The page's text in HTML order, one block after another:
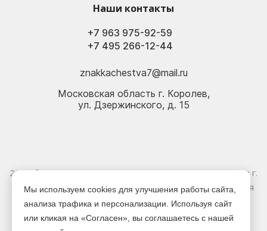
Наши контакты
+7 495 266-12-44
+7 963 975-92-59
znakkachestva7@mail.ru
Московская область г. Королев,
ул. Дзержинского, д. 15
2026 © Электрика оптом и в розницу - Магазин-склад в г.
Королёв. Информация, указанная на сайте, не является
публичной офертой.
Мы используем cookies для улучшения работы сайта,
анализа трафика и персонализации. Используя сайт
или кликая на «Согласен», вы соглашаетесь с нашей